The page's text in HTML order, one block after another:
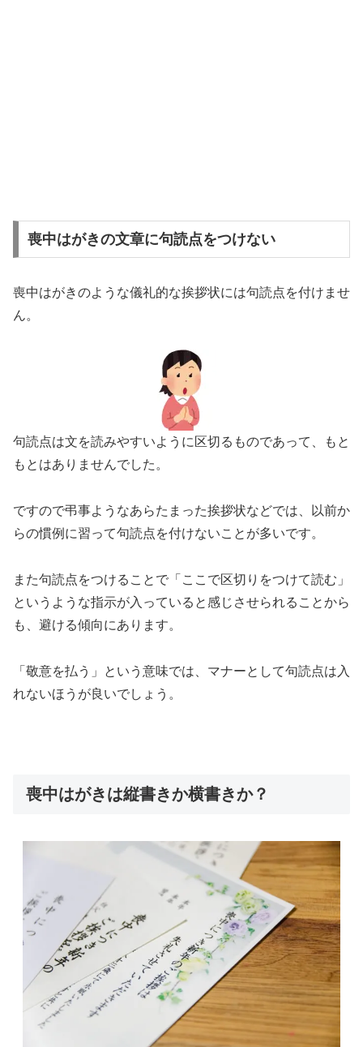
喪中はがきの文章に句読点をつけない
喪中はがきのような儀礼的な挨拶状には句読点を付けませ
ん。
句読点は文を読みやすいように区切るものであって、もと
もとはありませんでした。
ですので弔事ようなあらたまった挨拶状などでは、以前か
らの慣例に習って句読点を付けないことが多いです。
また句読点をつけることで「ここで区切りをつけて読む」
というような指示が入っていると感じさせられることから
も、避ける傾向にあります。
「敬意を払う」という意味では、マナーとして句読点は入
れないほうが良いでしょう。
喪中はがきは縦書きか横書きか？